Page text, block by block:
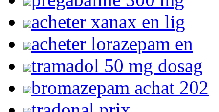
acheter xanax en lig
acheter lorazepam en
tramadol 50 mg dosag
bromazepam achat 202